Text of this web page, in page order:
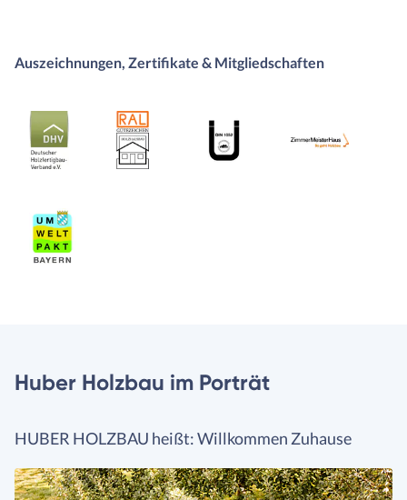
Auszeichnungen, Zertifikate & Mitgliedschaften
Huber Holzbau im Porträt
HUBER HOLZBAU heißt: Willkommen Zuhause